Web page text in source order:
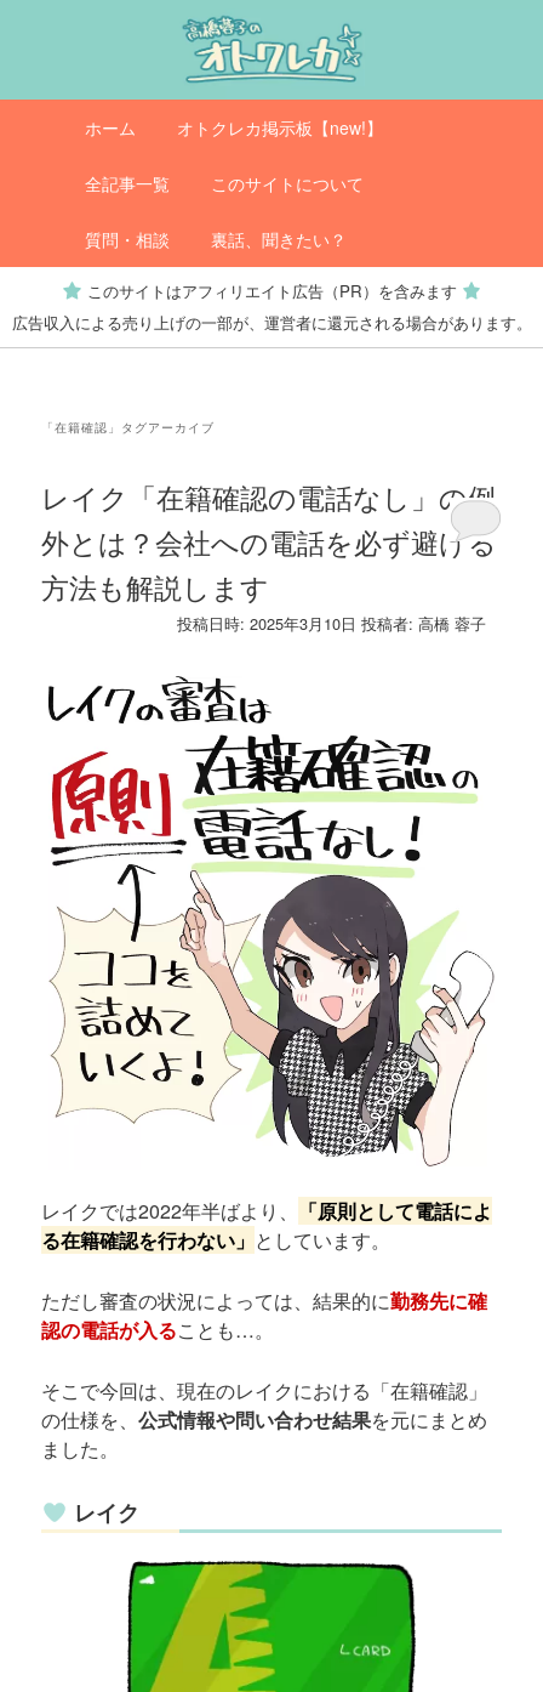
へ
動
移
オトクレカ
ュ
ホーム オトクレカ掲示板【new!】
全記事一覧 このサイトについて
質問・相談 裏話、聞きたい？
このサイトはアフィリエイト広告（PR）を含みます
広告収入による売り上げの一部が、運営者に還元される場合があります。
「在籍確認 」タグアーカイブ
レイク「在籍確認の電話なし」の例
外とは？会社への電話を必ず避ける
方法も解説します
投稿日時:2025年3月10日 投稿者:高橋 蓉子
レイクでは2022年半ばより、
「原則として電話によ
る在籍確認を行わない」 としています。
ただし審査の状況によっては、結果的に勤務先に確
認の電話が入ることも…。
そこで今回は、現在のレイクにおける「在籍確認」
の仕様を、公式情報や問い合わせ結果を元にまとめ
ました。
レイク